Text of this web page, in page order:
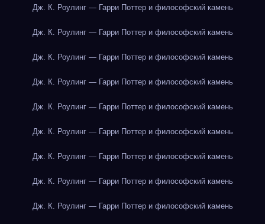
Дж. К. Роулинг — Гарри Поттер и философский камень
Дж. К. Роулинг — Гарри Поттер и философский камень
Дж. К. Роулинг — Гарри Поттер и философский камень
Дж. К. Роулинг — Гарри Поттер и философский камень
Дж. К. Роулинг — Гарри Поттер и философский камень
Дж. К. Роулинг — Гарри Поттер и философский камень
Дж. К. Роулинг — Гарри Поттер и философский камень
Дж. К. Роулинг — Гарри Поттер и философский камень
Дж. К. Роулинг — Гарри Поттер и философский камень